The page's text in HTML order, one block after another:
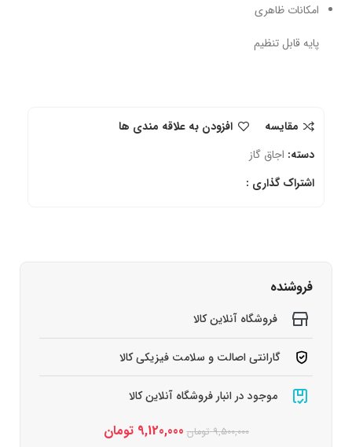
امکانات ظاهری
پایه قابل تنظیم
مقایسه
افزودن به علاقه مندی ها
دسته: اجاق گاز
اشتراک گذاری :
فروشنده
فروشگاه آنلاین کالا
گارانتی اصالت و سلامت فیزیکی کالا
موجود در انبار فروشگاه آنلاین کالا
9,500,000 تومان 9,120,000 تومان